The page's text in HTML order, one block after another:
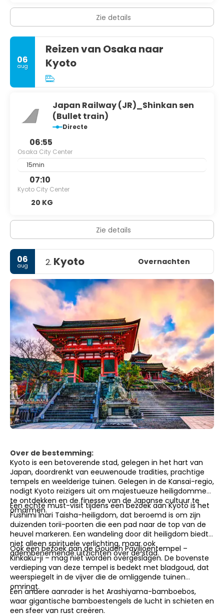
Zie details
06
aug
Reizen van Osaka naar
Kyoto
Japan Railway (JR)_Shinkan sen
(Bullet train)
Directe
06:55
Osaka City Center
15min
07:10
Kyoto City Center
20 KG
Zie details
06
aug 2. Kyoto Overnachten
Over de bestemming:
Kyoto is een betoverende stad, gelegen in het hart van
Japan, doordrenkt van eeuwenoude tradities, prachtige
tempels en weelderige tuinen. Gelegen in de Kansai-regio,
nodigt Kyoto reizigers uit om majestueuze heiligdommen
te ontdekken en de finesse van de Japanse cultuur te
omarmen.
Een echte must-visit tijdens een bezoek aan Kyoto is het
Fushimi Inari Taisha-heiligdom, dat beroemd is om zijn
duizenden torii-poorten die een pad naar de top van de
heuvel markeren. Een wandeling door dit heiligdom biedt
niet alleen spirituele verlichting, maar ook
adembenemende uitzichten over de stad.
Ook een bezoek aan de Gouden Paviljoentempel –
Kinkaku-ji – mag niet worden overgeslagen. De bovenste
verdieping van deze tempel is bedekt met bladgoud, dat
weerspiegelt in de vijver die de omliggende tuinen
omringt.
Een andere aanrader is het Arashiyama-bamboebos,
waar gigantische bamboestengels de lucht in schieten en
een sfeer van rust creëren.